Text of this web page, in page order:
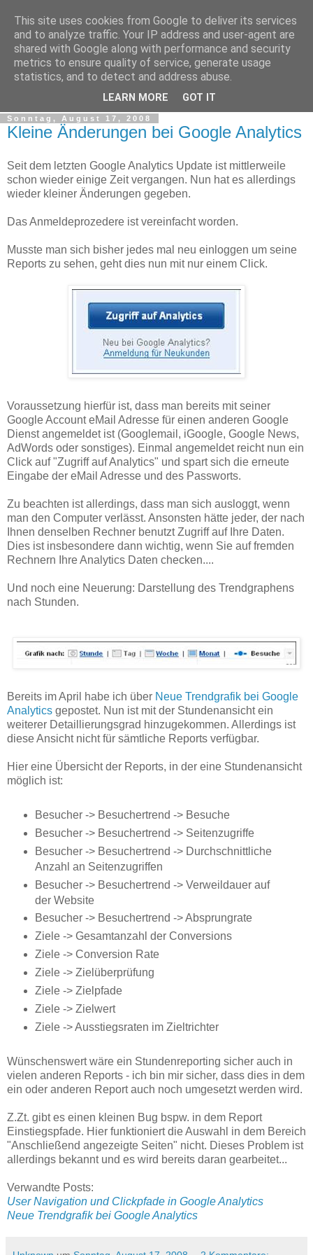
Web Analytics Inside
Google Analytics, Web Measurement, Tracking, Analyse,
Traffic, Web Analyse, Marketing Controlling, Tools
Sonntag, August 17, 2008
Kleine Änderungen bei Google Analytics
Seit dem letzten Google Analytics Update ist mittlerweile
schon wieder einige Zeit vergangen. Nun hat es allerdings
wieder kleiner Änderungen gegeben.
Das Anmeldeprozedere ist vereinfacht worden.
Musste man sich bisher jedes mal neu einloggen um seine
Reports zu sehen, geht dies nun mit nur einem Click.
Voraussetzung hierfür ist, dass man bereits mit seiner
Google Account eMail Adresse für einen anderen Google
Dienst angemeldet ist (Googlemail, iGoogle, Google News,
AdWords oder sonstiges). Einmal angemeldet reicht nun ein
Click auf "Zugriff auf Analytics" und spart sich die erneute
Eingabe der eMail Adresse und des Passworts.
Zu beachten ist allerdings, dass man sich ausloggt, wenn
man den Computer verlässt. Ansonsten hätte jeder, der nach
Ihnen denselben Rechner benutzt Zugriff auf Ihre Daten.
Dies ist insbesondere dann wichtig, wenn Sie auf fremden
Rechnern Ihre Analytics Daten checken....
Und noch eine Neuerung: Darstellung des Trendgraphens
nach Stunden.
Bereits im April habe ich über Neue Trendgrafik bei Google
Analytics gepostet. Nun ist mit der Stundenansicht ein
weiterer Detaillierungsgrad hinzugekommen. Allerdings ist
diese Ansicht nicht für sämtliche Reports verfügbar.
Hier eine Übersicht der Reports, in der eine Stundenansicht
möglich ist:
Besucher -> Besuchertrend -> Besuche
Besucher -> Besuchertrend -> Seitenzugriffe
Besucher -> Besuchertrend -> Durchschnittliche
Anzahl an Seitenzugriffen
Besucher -> Besuchertrend -> Verweildauer auf
der Website
Besucher -> Besuchertrend -> Absprungrate
Ziele -> Gesamtanzahl der Conversions
Ziele -> Conversion Rate
Ziele -> Zielüberprüfung
Ziele -> Zielpfade
Ziele -> Zielwert
Ziele -> Ausstiegsraten im Zieltrichter
Wünschenswert wäre ein Stundenreporting sicher auch in
vielen anderen Reports - ich bin mir sicher, dass dies in dem
ein oder anderen Report auch noch umgesetzt werden wird.
Z.Zt. gibt es einen kleinen Bug bspw. in dem Report
Einstiegspfade. Hier funktioniert die Auswahl in dem Bereich
"Anschließend angezeigte Seiten" nicht. Dieses Problem ist
allerdings bekannt und es wird bereits daran gearbeitet...
Verwandte Posts:
User Navigation und Clickpfade in Google Analytics
Neue Trendgrafik bei Google Analytics
This site uses cookies from Google to deliver its services
and to analyze traffic. Your IP address and user-agent are
shared with Google along with performance and security
metrics to ensure quality of service, generate usage
statistics, and to detect and address abuse.
LEARN MORE GOT IT